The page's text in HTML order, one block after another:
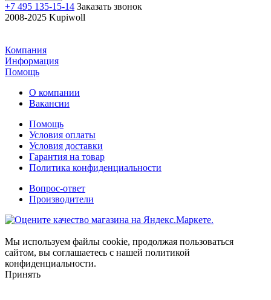
+7 495 135-15-14 Заказать звонок
2008-2025 Kupiwoll
Компания
Информация
Помощь
О компании
Вакансии
Помощь
Условия оплаты
Условия доставки
Гарантия на товар
Политика конфиденциальности
Вопрос-ответ
Производители
Мы используем файлы cookie, продолжая пользоваться
сайтом, вы соглашаетесь с нашей политикой
конфиденциальности.
Принять